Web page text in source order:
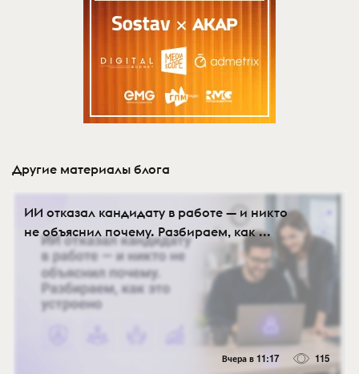
Другие материалы блога
ИИ отказал кандидату в работе — и никто
не объяснил почему. Разбираем, как ...
Вчера в 11:17 115